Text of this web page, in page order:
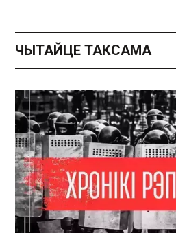
ЧЫТАЙЦЕ ТАКСАМА